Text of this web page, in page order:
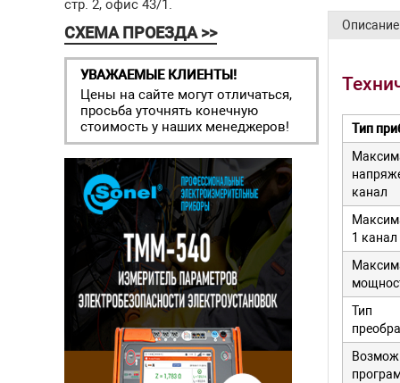
стр. 2, офис 43/1.
СХЕМА ПРОЕЗДА >>
УВАЖАЕМЫЕ КЛИЕНТЫ!
Цены на сайте могут отличаться,
просьба уточнять конечную
стоимость у наших менеджеров!
Описание
Тип
канал
1 канал
Тип